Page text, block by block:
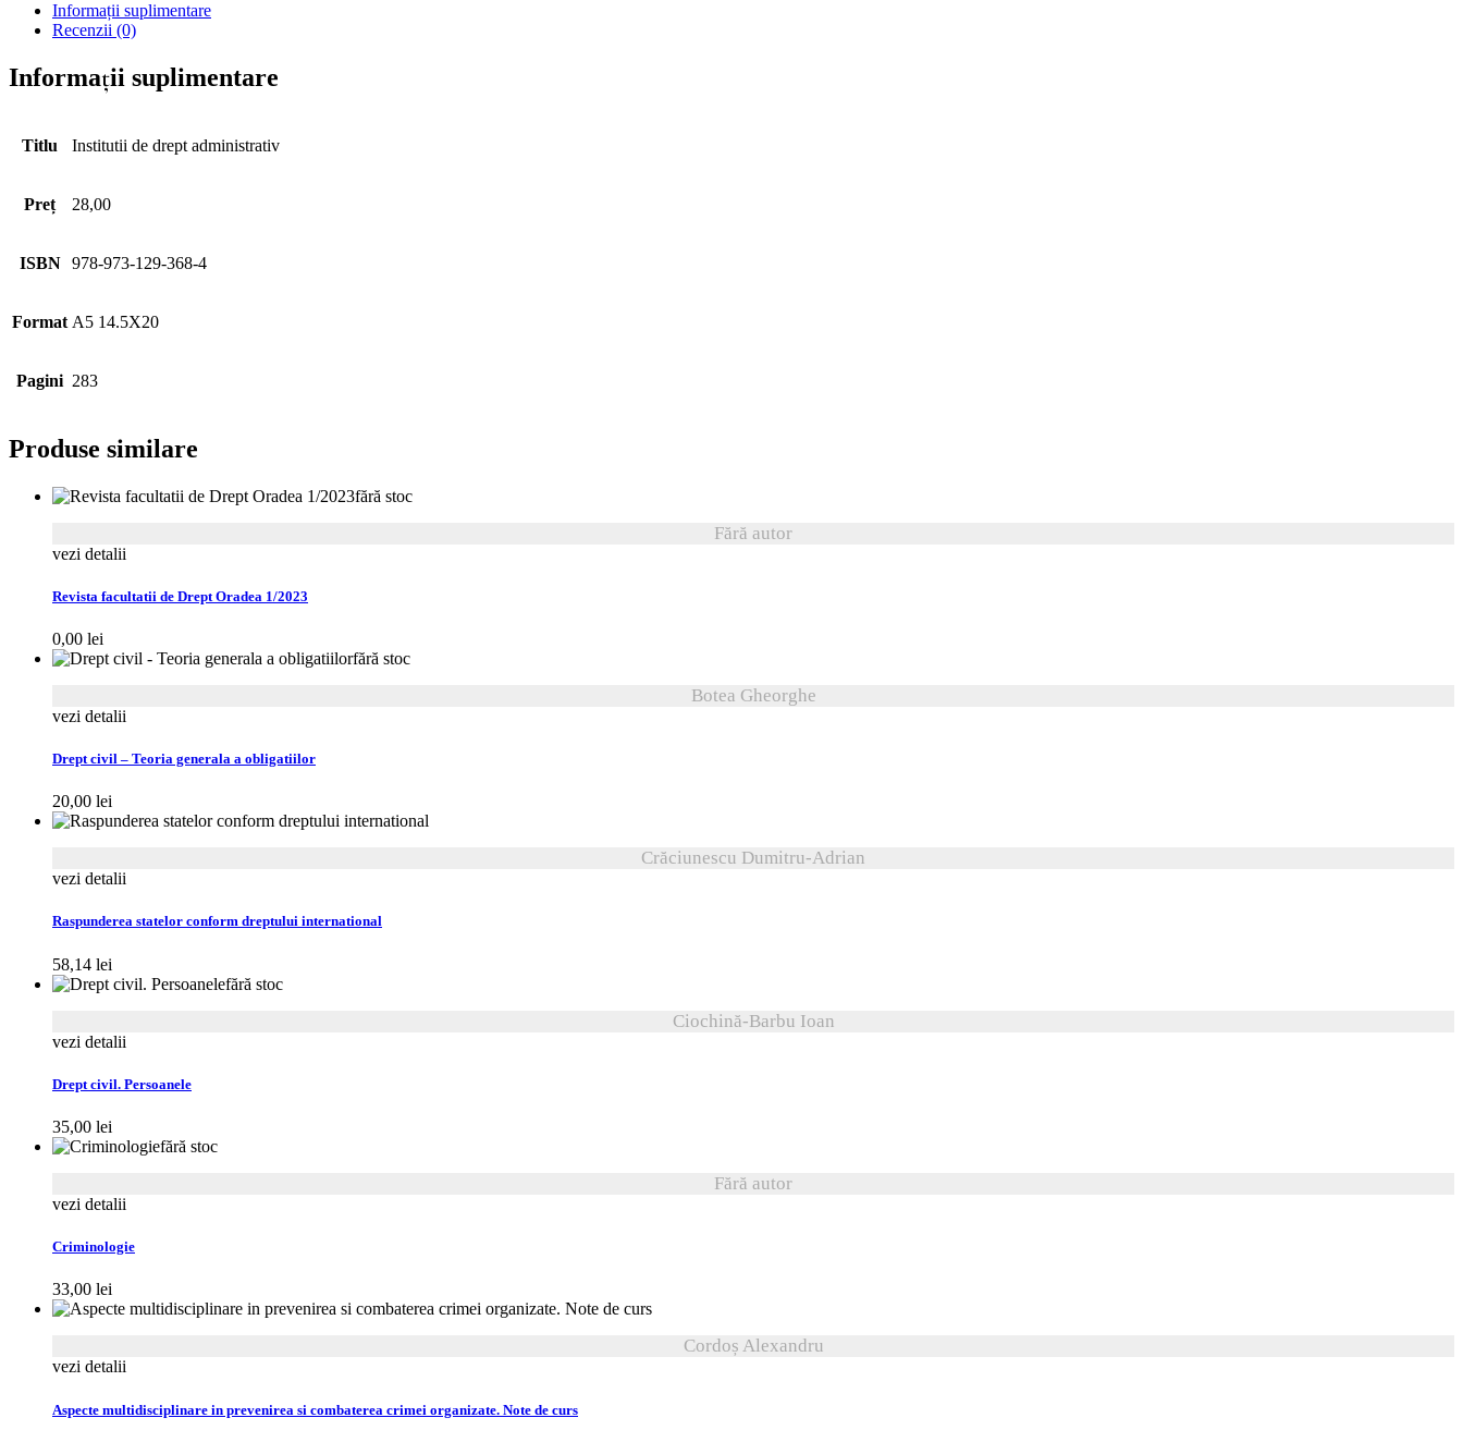
Informații suplimentare
Recenzii (0)
Informații suplimentare
Titlu Institutii de drept administrativ
Preț 28,00
ISBN 978-973-129-368-4
Format A5 14.5X20
Pagini 283
Produse similare
fără stoc
Fără autor
vezi detalii
Revista facultatii de Drept Oradea 1/2023
0,00 lei
fără stoc
Botea Gheorghe
vezi detalii
Drept civil – Teoria generala a obligatiilor
20,00 lei
Crăciunescu Dumitru-Adrian
vezi detalii
Raspunderea statelor conform dreptului international
58,14 lei
fără stoc
Ciochină-Barbu Ioan
vezi detalii
Drept civil. Persoanele
35,00 lei
fără stoc
Fără autor
vezi detalii
Criminologie
33,00 lei
Cordoș Alexandru
vezi detalii
Aspecte multidisciplinare in prevenirea si combaterea crimei organizate. Note de curs